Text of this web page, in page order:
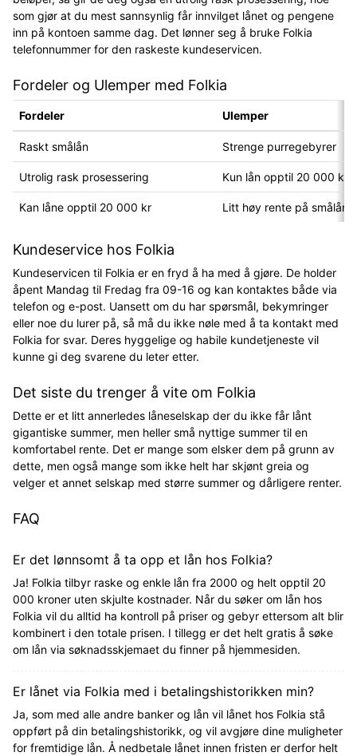
som gjør at du mest sannsynlig får innvilget lånet og pengene
inn på kontoen samme dag. Det lønner seg å bruke Folkia
telefonnummer for den raskeste kundeservicen.
Fordeler og Ulemper med Folkia
Fordeler Ulemper
Raskt smålån Strenge purregebyrer
Utrolig rask prosessering Kun lån opptil 20 000 kr
Kan låne opptil 20 000 kr Litt høy rente på smålån
Kundeservice hos Folkia
Kundeservicen til Folkia er en fryd å ha med å gjøre. De holder
åpent Mandag til Fredag fra 09-16 og kan kontaktes både via
telefon og e-post. Uansett om du har spørsmål, bekymringer
eller noe du lurer på, så må du ikke nøle med å ta kontakt med
Folkia for svar. Deres hyggelige og habile kundetjeneste vil
kunne gi deg svarene du leter etter.
Det siste du trenger å vite om Folkia
Dette er et litt annerledes låneselskap der du ikke får lånt
gigantiske summer, men heller små nyttige summer til en
komfortabel rente. Det er mange som elsker dem på grunn av
dette, men også mange som ikke helt har skjønt greia og
velger et annet selskap med større summer og dårligere renter.
FAQ
Er det lønnsomt å ta opp et lån hos Folkia?
Ja! Folkia tilbyr raske og enkle lån fra 2000 og helt opptil 20
000 kroner uten skjulte kostnader. Når du søker om lån hos
Folkia vil du alltid ha kontroll på priser og gebyr ettersom alt blir
kombinert i den totale prisen. I tillegg er det helt gratis å søke
om lån via søknadsskjemaet du finner på hjemmesiden.
Er lånet via Folkia med i betalingshistorikken min?
Ja, som med alle andre banker og lån vil lånet hos Folkia stå
oppført på din betalingshistorikk, og vil avgjøre dine muligheter
for fremtidige lån. Å nedbetale lånet innen fristen er derfor helt